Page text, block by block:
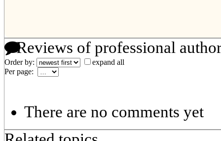
Reviews of professional
Order by:
expand all
Per page:
There are no comments yet